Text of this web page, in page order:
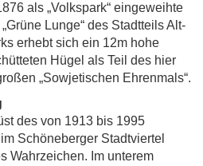
als „Volkspark“ eingeweihte
Lunge“ des Stadtteils Alt-
erhebt sich ein 12m hohe
Hügel als Teil des hier
„Sowjetischen Ehrenmals“.
des von 1913 bis 1995
Schöneberger Stadtviertel
Wahrzeichen. Im unterem